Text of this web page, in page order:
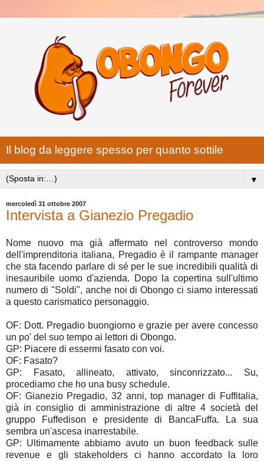
Il blog da leggere spesso per quanto sottile
▼
mercoledì 31 ottobre 2007
Intervista a Gianezio Pregadio
Nome nuovo ma già affermato nel controverso mondo
dell'imprenditoria italiana, Pregadio è il rampante manager
che sta facendo parlare di sé per le sue incredibili qualità di
inesauribile uomo d'azienda. Dopo la copertina sull'ultimo
numero di "Soldi", anche noi di Obongo ci siamo interessati
a questo carismatico personaggio.
OF: Dott. Pregadio buongiorno e grazie per avere concesso
un po' del suo tempo ai lettori di Obongo.
GP: Piacere di essermi fasato con voi.
OF: Fasato?
GP: Fasato, allineato, attivato, sinconrizzato... Su,
procediamo che ho una busy schedule.
OF: Gianezio Pregadio, 32 anni, top manager di Fuffitalia,
già in consiglio di amministrazione di altre 4 società del
gruppo Fuffedison e presidente di BancaFuffa. La sua
sembra un'ascesa inarrestabile.
GP: Ultimamente abbiamo avuto un buon feedback sulle
revenue e gli stakeholders ci hanno accordato la loro